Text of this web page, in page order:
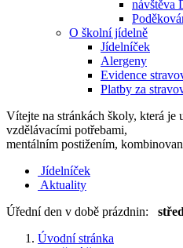
návštěva
O školní jídelně
Jídelníček
Alergeny
Evidence
Platby za
Vítejte na stránkách školy, která je
vzdělávacími potřebami,
mentálním postižením,
Jídelníček
Aktuality
Úřední den v době prázdnin:
Úvodní stránka